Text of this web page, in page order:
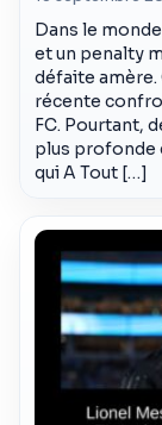
Dans le
et un penalty
défaite amère.
récente
FC. Pourtant,
plus profonde
qui A Tout […]